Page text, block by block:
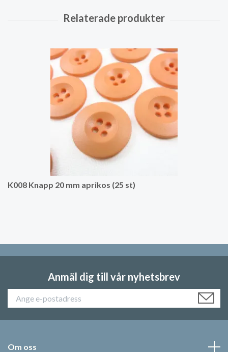
K008 Knapp 20 mm aprikos (25 st)
Anmäl dig till vår nyhetsbrev
Om oss